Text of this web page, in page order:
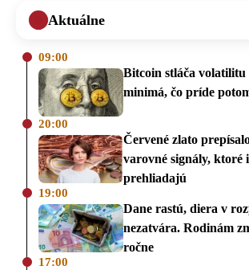
Aktuálne
09:00
Bitcoin stláča volatilitu
minimá, čo príde
20:00
Červené zlato
varovné signály, ktoré
prehliadajú
19:00
Dane rastú, diera v
nezatvára. Rodinám
ročne
17:00